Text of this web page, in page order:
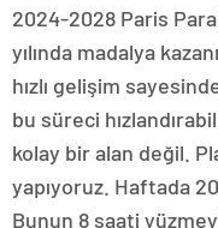
2024-2028 Paris
yılında madalya
hızlı gelişim
bu süreci
kolay bir alan değil.
yapıyoruz. Haftada
Bunun 8 saati